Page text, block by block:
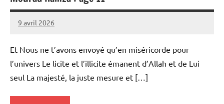
9 avril 2026
prieres
Et Nous ne t’avons envoyé qu’en miséricorde pour
l’univers Le licite et l’illicite émanent d’Allah et de Lui
seul La majesté, la juste mesure et […]